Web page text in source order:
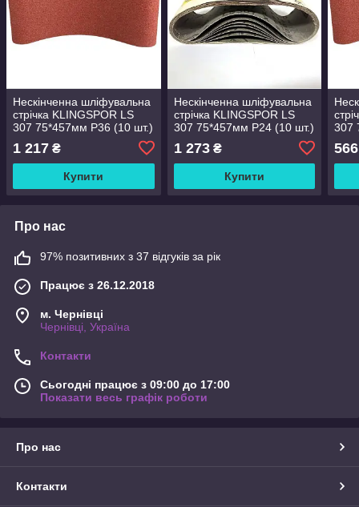
Нескінченна шліфувальна
стрічка KLINGSPOR LS
307 75*457мм P36 (10 шт.)
фарб і лаків
1 217 ₴
Купити
Нескінченна шліфувальна
стрічка KLINGSPOR LS
307 75*457мм P24 (10 шт.)
фарб і лаків
1 273₴
Купити
307
566
Про нас
97% позитивних з 37 відгуків за рік
Працює з 26.12.2018
м. Чернівці
Чернівці, Україна
Контакти
Сьогодні працює з 09:00 до 17:00
Показати весь графік роботи
Про нас
Контакти